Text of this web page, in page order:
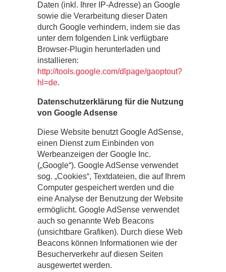
Daten (inkl. Ihrer IP-Adresse) an Google
sowie die Verarbeitung dieser Daten
durch Google verhindern, indem sie das
unter dem folgenden Link verfügbare
Browser-Plugin herunterladen und
installieren:
http://tools.google.com/dlpage/gaoptout?
hl=de.
Datenschutzerklärung für die Nutzung
von Google Adsense
Diese Website benutzt Google AdSense,
einen Dienst zum Einbinden von
Werbeanzeigen der Google Inc.
(„Google“). Google AdSense verwendet
sog. „Cookies“, Textdateien, die auf Ihrem
Computer gespeichert werden und die
eine Analyse der Benutzung der Website
ermöglicht. Google AdSense verwendet
auch so genannte Web Beacons
(unsichtbare Grafiken). Durch diese Web
Beacons können Informationen wie der
Besucherverkehr auf diesen Seiten
ausgewertet werden.